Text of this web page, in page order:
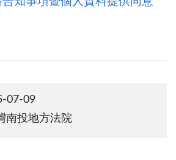
07-09
南投地方法院